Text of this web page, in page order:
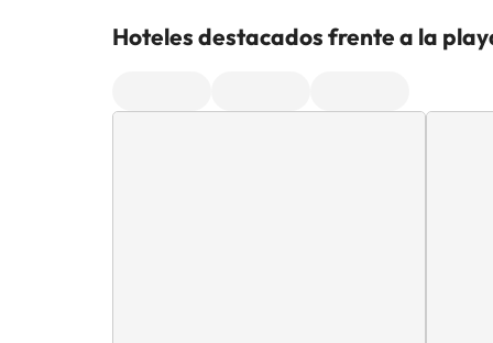
Hoteles destacados frente a la